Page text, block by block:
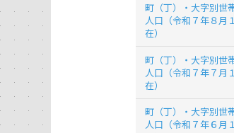
町（丁）・大字別世帯
人口（令和７年８月
在）
町（丁）・大字別世帯
人口（令和７年７月
在）
町（丁）・大字別世帯
人口（令和７年６月